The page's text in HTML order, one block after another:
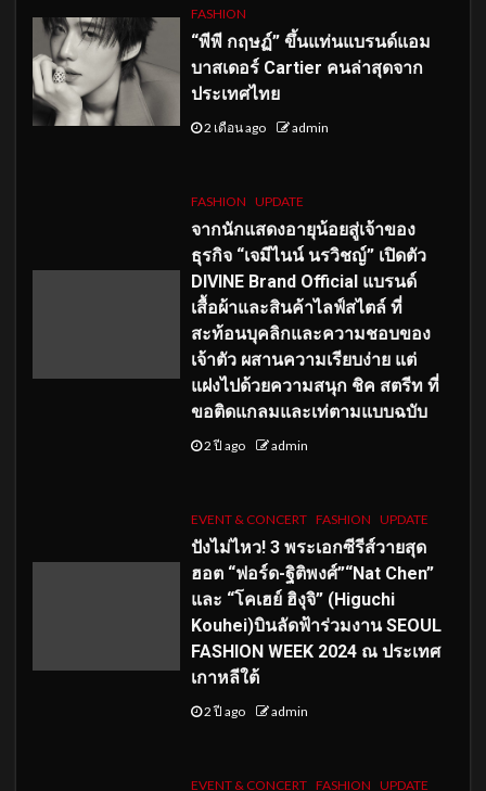
FASHION
“พีพี กฤษฏ์” ขึ้นแท่นแบรนด์แอม
บาสเดอร์ Cartier คนล่าสุดจาก
ประเทศไทย
2 เดือน ago admin
FASHION UPDATE
จากนักแสดงอายุน้อยสู่เจ้าของ
ธุรกิจ “เจมีไนน์ นรวิชญ์” เปิดตัว
DIVINE Brand Official แบรนด์
เสื้อผ้าและสินค้าไลฟ์สไตล์ ที่
สะท้อนบุคลิกและความชอบของ
เจ้าตัว ผสานความเรียบง่าย แต่
แฝงไปด้วยความสนุก ชิค สตรีท ที่
ขอติดแกลมและเท่ตามแบบฉบับ
2 ปี ago admin
EVENT & CONCERT FASHION UPDATE
ปังไม่ไหว! 3 พระเอกซีรีส์วายสุด
ฮอต “ฟอร์ด-ฐิติพงศ์”“Nat Chen”
และ “โคเฮย์ ฮิงุจิ” (Higuchi
Kouhei)บินลัดฟ้าร่วมงาน SEOUL
FASHION WEEK 2024 ณ ประเทศ
เกาหลีใต้
2 ปี ago admin
EVENT & CONCERT FASHION UPDATE